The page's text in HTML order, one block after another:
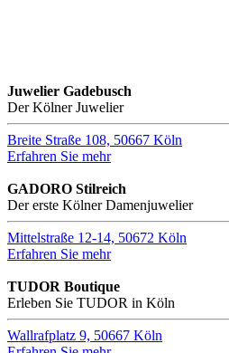
Juwelier Gadebusch
Der Kölner Juwelier
Breite Straße 108, 50667 Köln
Erfahren Sie mehr
GADORO Stilreich
Der erste Kölner Damenjuwelier
Mittelstraße 12-14, 50672 Köln
Erfahren Sie mehr
TUDOR Boutique
Erleben Sie TUDOR in Köln
Wallrafplatz 9, 50667 Köln